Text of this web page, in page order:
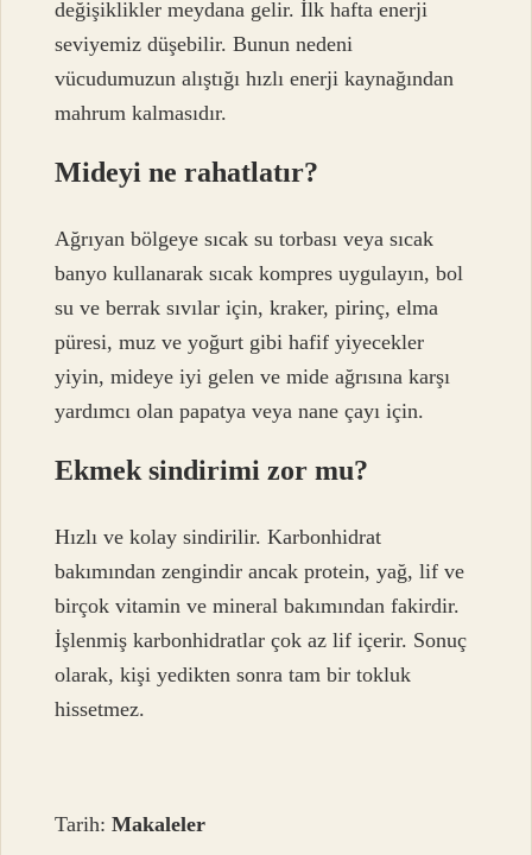
değişiklikler meydana gelir. İlk hafta enerji
seviyemiz düşebilir. Bunun nedeni
vücudumuzun alıştığı hızlı enerji kaynağından
mahrum kalmasıdır.
Mideyi ne rahatlatır?
Ağrıyan bölgeye sıcak su torbası veya sıcak
banyo kullanarak sıcak kompres uygulayın, bol
su ve berrak sıvılar için, kraker, pirinç, elma
püresi, muz ve yoğurt gibi hafif yiyecekler
yiyin, mideye iyi gelen ve mide ağrısına karşı
yardımcı olan papatya veya nane çayı için.
Ekmek sindirimi zor mu?
Hızlı ve kolay sindirilir. Karbonhidrat
bakımından zengindir ancak protein, yağ, lif ve
birçok vitamin ve mineral bakımından fakirdir.
İşlenmiş karbonhidratlar çok az lif içerir. Sonuç
olarak, kişi yedikten sonra tam bir tokluk
hissetmez.
Tarih:Makaleler